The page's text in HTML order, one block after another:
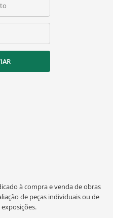
à compra e venda de obras
de peças individuais ou de